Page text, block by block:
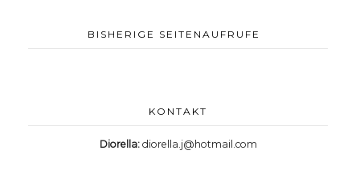
BISHERIGE SEITENAUFRUFE
KONTAKT
Diorella: diorella.j@hotmail.com